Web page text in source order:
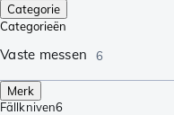
Categorie
Categorieën
Vaste messen 6
Merk
Fällkniven6